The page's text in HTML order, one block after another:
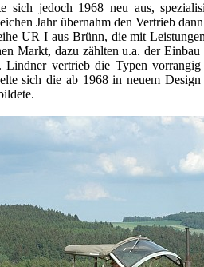
sich jedoch 1968 neu aus,
Jahr übernahm den Vertrieb
UR I aus Brünn, die mit
Markt, dazu zählten u.a. der
Lindner vertrieb die Typen
sich die ab 1968 in neuem